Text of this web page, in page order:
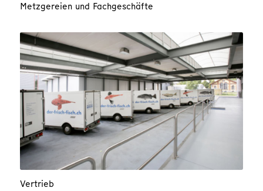
Metzgereien und Fachgeschäfte
Vertrieb